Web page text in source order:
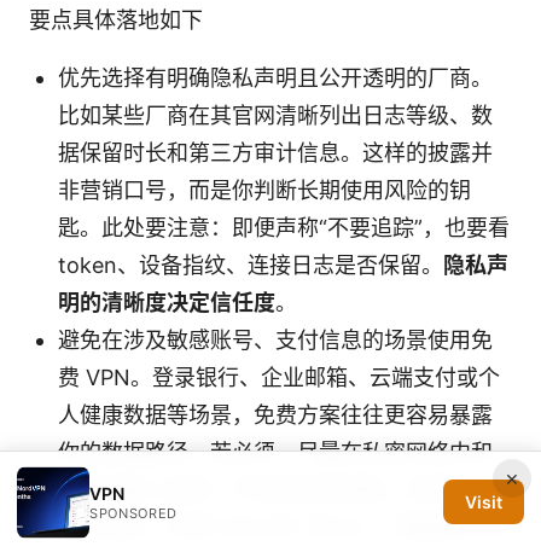
要点具体落地如下
优先选择有明确隐私声明且公开透明的厂商。
比如某些厂商在其官网清晰列出日志等级、数
据保留时长和第三方审计信息。这样的披露并
非营销口号，而是你判断长期使用风险的钥
匙。此处要注意：即便声称“不要追踪”，也要看
token、设备指纹、连接日志是否保留。
隐私声
明的清晰度决定信任度。
避免在涉及敏感账号、支付信息的场景使用免
费 VPN。登录银行、企业邮箱、云端支付或个
人健康数据等场景，免费方案往往更容易暴露
你的数据路径。若必须，尽量在私密网络内和
受控设备上使用，并保持短时连接。多项行业
报告指出，免费 VPN 的广告注入、数据混合分
×
VPN
SPONSORED
Visit